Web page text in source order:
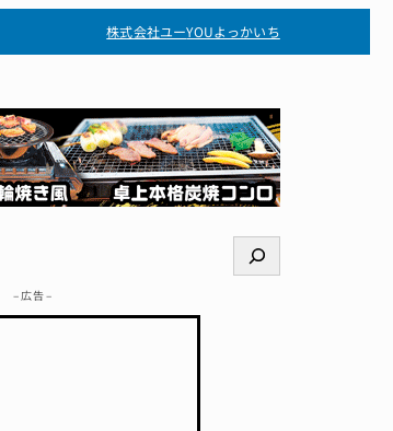
株式会社ユーYOUよっかいち
検
索
– 広告 –